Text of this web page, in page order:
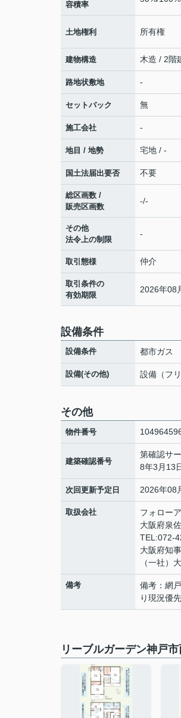
容積率
土地権利 所有権
建物構造 木造 / 2階
路地状敷地 -
セットバック 無
施工会社 -
地目 / 地勢 宅地 / -
国土法届出要否 不要
総区画数 /
販売区画数
-/-
その他
法令上の制限
-
取引態様 仲介
取引条件の
有効期限
2026年08
設備条件
設備条件 都市ガス
設備(その他) 設備（フ
その他
物件番号
建築確認番号
第確認サ
8年3月13
次回更新予定日 2026年08
取扱会社
フォロー
大阪府泉
TEL:072-
大阪府知
（一社）
備考
備考：網
り現況優
リーブルガーデン神戸